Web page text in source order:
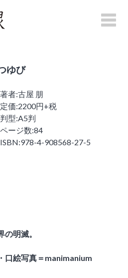
ゆび
著者:古屋 朋
定価:2200円+税
判型:A5判
ページ数:84
ISBN:978-4-908568-27-5
明滅。
口絵写真＝manimanium